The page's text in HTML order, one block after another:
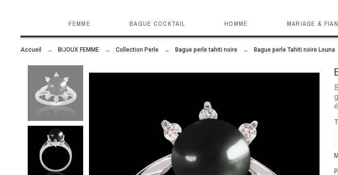
FEMME BAGUE COCKTAIL HOMME MARIAGE &
Accueil BIJOUX FEMME Collection Perle Bague perle tahiti noire Bague perle Tahiti noire Louna